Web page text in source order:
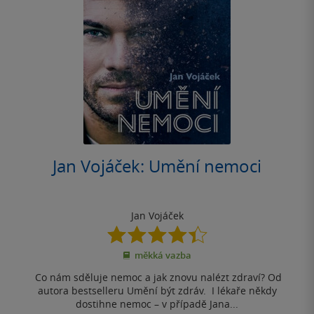
Jan Vojáček: Umění nemoci
Jan Vojáček
4.4
z
5
měkká vazba
Co nám sděluje nemoc a jak znovu nalézt zdraví? Od
autora bestselleru Umění být zdráv. I lékaře někdy
dostihne nemoc – v případě Jana...